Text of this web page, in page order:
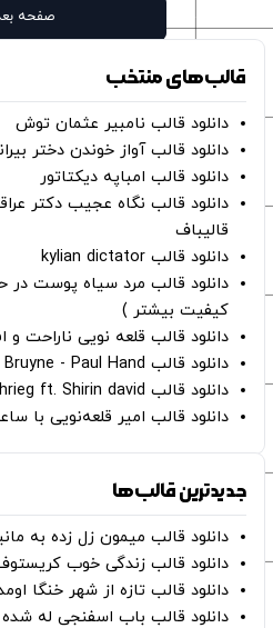
صفحه
قالب‌های منتخب
دانلود قالب نامبیر عثمان ‌توش
دانلود قالب آواز خوندن دختر
دانلود قالب امباپه دیکتاتور
دانلود قالب نگاه عجیب دکتر
قالیباف
دانلود قالب kylian dictator
کیفیت بیشتر )
دانلود قالب قلعه نویی ناراحت
دانلود قالب Oh Kevin De Bruyne - Paul Hand
دانلود قالب Gut Genug - kitschrieg ft. Shirin david
دانلود قالب امیر قلعه‌نویی با
جدیدترین قالب‌ها
دانلود قالب میمون زل زده به
دانلود قالب زندگی خوب کریستوف
دانلود قالب تازه از شهر خنگا
دانلود قالب باب اسفنجی له شده